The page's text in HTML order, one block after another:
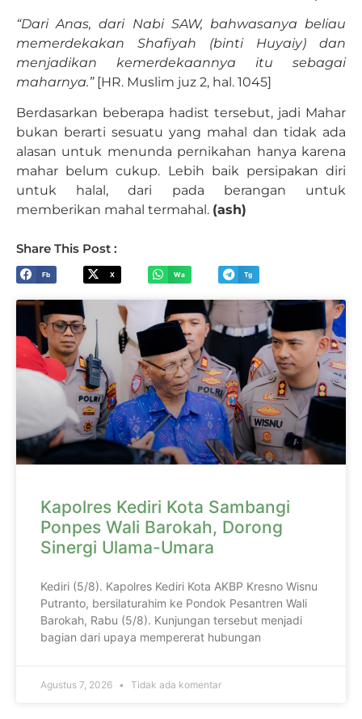
“Dari Anas, dari Nabi SAW, bahwasanya beliau
memerdekakan Shafiyah (binti Huyaiy) dan
menjadikan kemerdekaannya itu sebagai
maharnya.”[HR. Muslim juz 2, hal. 1045]
Berdasarkan beberapa hadist tersebut, jadi Mahar
bukan berarti sesuatu yang mahal dan tidak ada
alasan untuk menunda pernikahan hanya karena
mahar belum cukup. Lebih baik persipakan diri
untuk halal, dari pada berangan untuk
memberikan mahal termahal. (ash)
Share This Post :
Fb X Wa Tg
Kapolres Kediri Kota Sambangi
Ponpes Wali Barokah, Dorong
Sinergi Ulama-Umara
Kediri (5/8). Kapolres Kediri Kota AKBP Kresno Wisnu
Putranto, bersilaturahim ke Pondok Pesantren Wali
Barokah, Rabu (5/8). Kunjungan tersebut menjadi
bagian dari upaya mempererat hubungan
Agustus 7, 2026 Tidak ada komentar